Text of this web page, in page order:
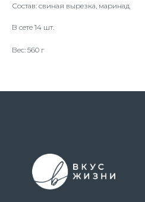
Состав: свиная вырезка, маринад
В сете 14 шт.
Вес: 560 г